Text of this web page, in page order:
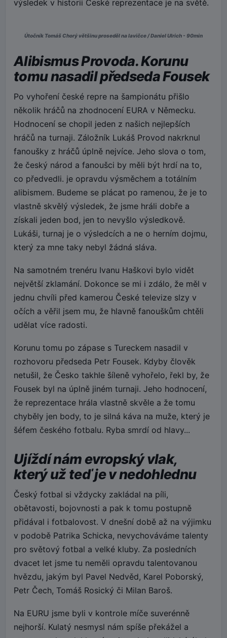
výsledek v historii České reprezentace je na světě.
Útočník Tomáš Chorý většinu proseděl na lavičce / Daniel Ulrich - 90min
Alibismus Provoda. Korunu
tomu nasadil předseda Fousek
Po vyhoření české repre na šampionátu přišlo
několik hráčů na zhodnocení EURA v Německu.
Hodnocení se chopil jeden z našich nejlepších
hráčů na turnaji. Záložník Lukáš Provod nakrknul
fanoušky z hráčů úplně nejvíce. Jeho slova o tom,
že český národ a fanoušci by měli být hrdí na to,
co předvedli. je opravdu výsměchem a totálním
alibismem. Budeme se plácat po ramenou, že je to
vlastně skvělý výsledek, že jsme hráli dobře a
získali jeden bod, jen to nevyšlo výsledkově.
Lukáši, turnaj je o výsledcích a ne o herním dojmu,
který za mne taky nebyl žádná sláva.
Na samotném trenéru Ivanu Haškovi bylo vidět
největší zklamání. Dokonce se mi i zdálo, že měl v
jednu chvíli před kamerou České televize slzy v
očích a věřil jsem mu, že hlavně fanouškům chtěli
udělat více radosti.
Korunu tomu po zápase s Tureckem nasadil v
rozhovoru předseda Petr Fousek. Kdyby člověk
netušil, že Česko takhle šíleně vyhořelo, řekl by, že
Fousek byl na úplně jiném turnaji. Jeho hodnocení,
že reprezentace hrála vlastně skvěle a že tomu
chyběly jen body, to je silná káva na muže, který je
šéfem českého fotbalu. Ryba smrdí od hlavy...
Ujíždí nám evropský vlak,
který už teď je v nedohlednu
Český fotbal si vždycky zakládal na píli,
obětavosti, bojovnosti a pak k tomu postupně
přidával i fotbalovost. V dnešní době až na výjimku
v podobě Patrika Schicka, nevychováváme talenty
pro světový fotbal a velké kluby. Za posledních
dvacet let jsme tu neměli opravdu talentovanou
hvězdu, jakým byl Pavel Nedvěd, Karel Poborský,
Petr Čech, Tomáš Rosický či Milan Baroš.
Na EURU jsme byli v kontrole míče suverénně
nejhorší. Kulatý nesmysl nám spíše překážel a